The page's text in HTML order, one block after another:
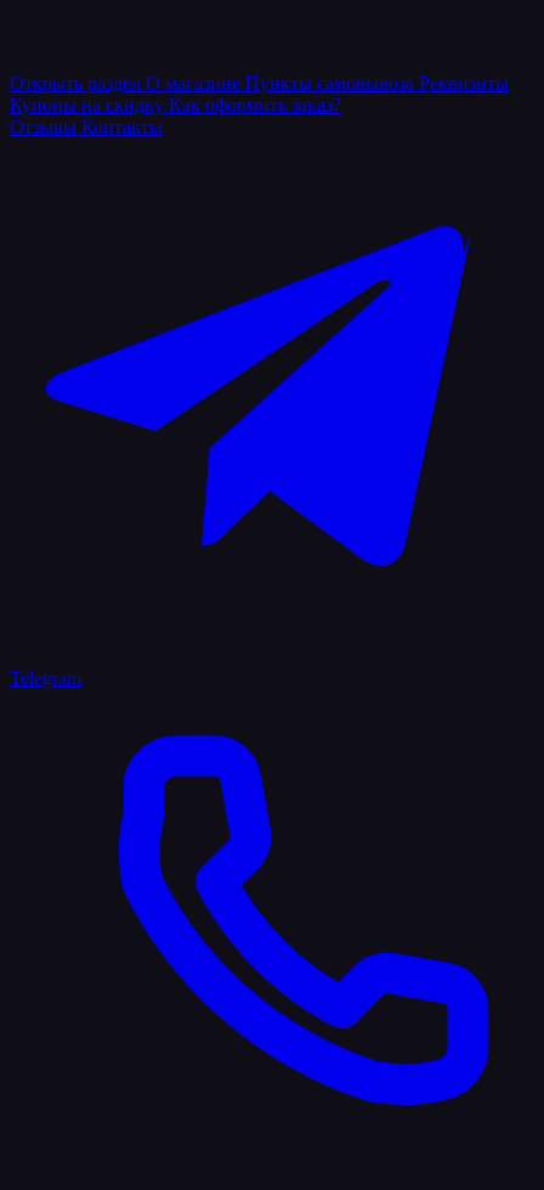
Открыть раздел О магазине Пункты самовывоза Реквизиты
Купоны на скидку Как оформить заказ?
Отзывы Контакты
Telegram